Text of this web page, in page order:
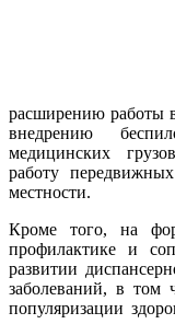
расширению работы
внедрению
медицинских
работу
местности.
Кроме того, на
профилактике и
развитии
заболеваний, в том
популяризации